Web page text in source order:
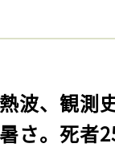
波、観
さ。死者
員登録